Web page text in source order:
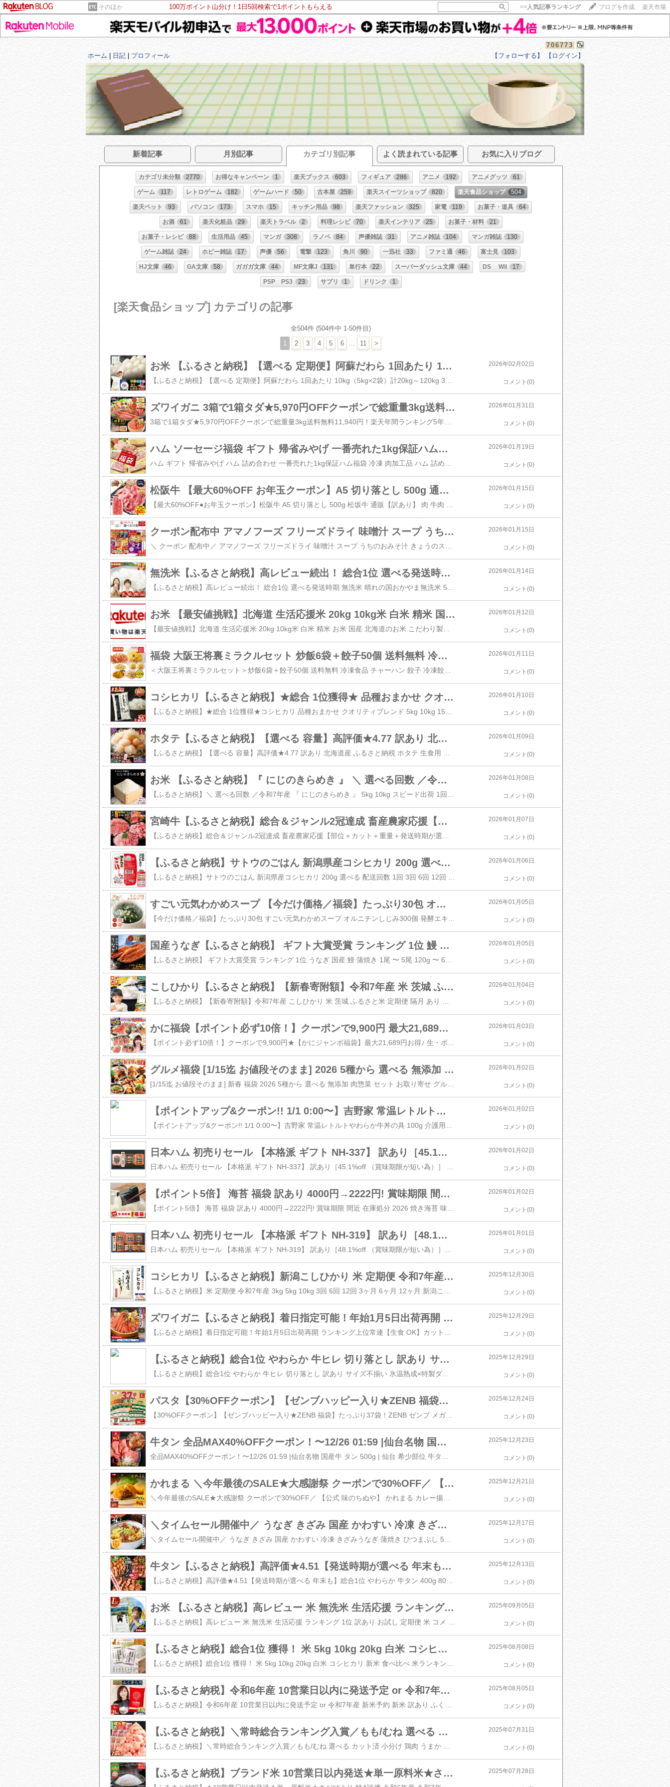
そのほか 100万ポイント山分け！1日5回検索で1ポイントもらえる >>人気記事ランキング ブログを作成 楽天市場
706773
ホーム
日記 プロフィール 【フォローする】 【ログイン】
新着記事 月別記事 カテゴリ別記事 よく読まれている記事 お気に入りブログ
カテゴリ未分類 2770 お得なキャンペーン 1 楽天ブックス 603 フィギュア 286 アニメ 192 アニメグッツ 61
ゲーム 117 レトロゲーム 182 ゲームハード 50 古本屋 259 楽天スイーツショップ 820 楽天食品ショップ 504
楽天ペット 93 パソコン 173 スマホ 15 キッチン用品 98 楽天ファッション 325 家電 119 お菓子・道具 64
お酒 61 楽天化粧品 29 楽天トラベル 2 料理レシピ 70 楽天インテリア 25 お菓子・材料 21
お菓子・レシピ 88 生活用品 45 マンガ 308 ラノベ 84 声優雑誌 31 アニメ雑誌 104 マンガ雑誌 130
ゲーム雑誌 24 ホビー雑誌 17 声優 56 電撃 123 角川 90 一迅社 33 ファミ通 46 富士見 103
HJ文庫 46 GA文庫 58 ガガガ文庫 44 MF文庫J 131 単行本 22 スーパーダッシュ文庫 44 DS Wii 17
PSP PS3 23 サプリ 1 ドリンク 1
[楽天食品ショップ] カテゴリの記事
全504件 (504件中 1-50件目)
1 2 3 4 5 6 11 >
お米 【ふるさと納税】【選べる 定期便】阿蘇だわら 1回あたり 10kg（5kg×2袋）計20kg～120kg 35000円 ～210000円 3万5千円 ～ 21万円 高森町 オリジナル米白米 精米 ブレンド米 選べる配送 配送回数 毎月/隔月 2回～12回 2026年02月02日
コメント(0)
ズワイガニ 3箱で1箱タダ★5,970円OFFクーポンで総重量3kg送料無料11,940円！楽天年間ランキング5年連続1位！カット生ずわい蟹700g/総重量1kg かに 蟹 カニ
​3箱で1箱タダ★5,970円OFFクーポンで総重量3kg送料無料11,940円！楽天年間ランキング5年連続1位！カット生ずわい蟹700g/総重量1kg かに 蟹 カニ ズワイガニ価格：5,970円（税込、送料無料) (2026/1/31時点)楽天で購入
2026年01月31日
コメント(0)
ハム ソーセージ福袋 ギフト 帰省みやげ 一番売れた1kg保証ハム福袋 冷凍 肉加工品 ハム 詰め合わせ セット ベーコン サンライズファーム 惣菜 ギフトお歳暮 お中元 訳あり フードロス 食品ロス 【一部別途送料追加】 2026年01月19日
コメント(0)
松阪牛 【最大60%OFF お年玉クーポン】A5 切り落とし 500g 通販【訳あり】 肉 牛肉 すき焼き 切り落とし お年賀 2026 黒毛和牛 和牛 牛丼 しゃぶしゃぶ 牛しゃぶ 鍋 お弁当 高級 徳用 冷凍 冷食 食べ物 人気 お取り寄せ グルメ 父 母 ご馳走 冬 2026年01月15日
コメント(0)
クーポン配布中 アマノフーズ フリーズドライ 味噌汁 スープ うちのおみそ汁 きょうのスープ 選べる 25食 詰め合わせ セット 【 送料無料 北海道沖縄以外】 インスタント 食品 即席スープ 減塩 常温保存 備蓄 バレンタイン 2026 内祝い お買い物マラソン 2026年01月15日
コメント(0)
無洗米【ふるさと納税】高レビュー続出！ 総合1位 選べる発送時期 晴れの国おかやま無洗米 5kg 10kg 20kg 定期便《出荷時期をお選びください》 米 コメ こめ 米 ふるさと納税 訳あり 以上のお米ならこれ お米 岡山 kome musennmai お買い物マラソン 2026年01月14日
コメント(0)
お米 【最安値挑戦】北海道 生活応援米 20kg 10kg米 白米 精米 国産 北海道のお米 こだわり製法 定温保管 低温精米 国産米 ぎんしゃり 家計お助け米 (5Kg×4袋）(5kg×2袋) 美味しい おいしい 北海屋 ふるさと 応援米 格安米 ライス 2026年01月12日
コメント(0)
福袋 大阪王将裏ミラクルセット 炒飯6袋＋餃子50個 送料無料 冷凍食品 チャーハン 餃子 冷凍餃子 通販 お取り寄せ 中華 仕送り レンチン 簡単調理 プレゼント お買い物マラソン 2026年01月11日
コメント(0)
コシヒカリ【ふるさと納税】★総合 1位獲得★ 品種おまかせ クオリティブレンド 5kg 10kg 15kg 20kg ＼ 選べる発送時期 ／令和7年産 定期便 茨城県つくばみらい市産 ｜ 米 コメ 単一米 コスパ 茨城県産 国産 早い 単一原料米 高評価 歳末感謝 お買い物マラソン 2026年01月10日
コメント(0)
ホタテ【ふるさと納税】【選べる 容量】高評価★4.77 訳あり 北海道産 生食用 ファスナー付で便利 250g/500g/750g/1kg/1.5kg 帆立 小分け 訳あり パック ほたて 刺身 北海道産 帆立 貝柱 海鮮 海鮮丼 魚介 貝 人気 ランキング 2026年01月09日
コメント(0)
お米 【ふるさと納税】『 にじのきらめき 』 ＼ 選べる回数 ／令和7年産 5kg 10kg スピード出荷 1回 or 3回 単品 定期便 白米 精米 国産 茨城県 桜川市おこめ おコメ ごはん 銘柄米 2026年01月08日
コメント(0)
宮崎牛【ふるさと納税】総合＆ジャンル2冠達成 畜産農家応援【部位＋カット＋重量＋発送時期が選べる！】宮崎牛【赤身＆霜降り】or【赤身】- 選べるカット 牛肉 500g 1kg 2kg 送料無料 【都城市】 2026年01月07日
コメント(0)
【ふるさと納税】サトウのごはん 新潟県産コシヒカリ 200g 選べる 配送回数 1回 3回 6回 12回 定期便 3ヶ月 6ヶ月 12ヶ月 サトウのご飯 さとうのごはん パックご飯 パックごはん パックライス 国産 米 レンジ 簡単 便利 保存食 備蓄 ローリングストック 2026年01月06日
コメント(0)
すごい元気わかめスープ 【今だけ価格／福袋】たっぷり30包 オルニチンしじみ300個 発酵エキス ダイエット食品 ダイエットスープ 置き換えダイエット 低カロリー 低糖質 糖質オフ 糖質制限 美容食品 満腹感 ぷるるん姫 ヘルシースタイル お歳暮 デイリーランキング1位 2026年01月05日
コメント(0)
国産うなぎ【ふるさと納税】 ギフト大賞受賞 ランキング 1位 鰻 蒲焼き 1尾 〜 5尾 120g 〜 650g | 高級 長蒲焼 鰻 訳あり ウナギ unagi 丑の日 鹿児島 大崎町 ふるさと 人気 ランキング 送料無料 2026年01月05日
コメント(0)
こしひかり【ふるさと納税】【新春寄附額】令和7年産 米 茨城 ふるさと米 定期便 隔月 あり 選べる 白米 無洗米 5kg 10kg 20kg 食べ比べ 生活応援 発送時期が選べる 《定期は翌月から出荷開始》 ブレンド こしひかり あきたこまち 茨城県 河内町 楽天限定 2026年01月04日
コメント(0)
かに福袋【ポイント必ず10倍！】クーポンで9,900円 最大21,689円お得♪ 生・ボイル・タラバガニ・脚肉むき身から選べるカニしゃぶ 剥き身 生ずわい蟹 ボイルかに 抽選 ガチャ くじ引き【エントリー不要！1/1-5 23:59】 2026年01月03日
コメント(0)
グルメ福袋 [1/15迄 お値段そのまま] 2026 5種から 選べる 無添加 肉惣菜 セット お取り寄せ ハンバーグ 中身が見える ネタバレ 初売り 冷凍 食品 まとめ買い お肉 オードブル 正月 簡単調理 明和食品
​[1/15迄 お値段そのまま] 新春 福袋 2026 5種から 選べる 無添加 肉惣菜 セット お取り寄せ グルメ ハンバーグ 中身が見える ネタバレ 初売り 冷凍 食品 まとめ買い お肉 オードブル 正月 簡単調理 明和食品価格：3,980円（税込、送料無料) (2026/1/2時点)楽天で購入
2026年01月02日
コメント(0)
【ポイントアップ&クーポン!! 1/1 0:00〜】吉野家 常温レトルトやわらか牛丼の具 100g 介護用食品 栄養食品 レトルトパウチ やわらかい 歯ぐきでつぶせる ユニバーサルデザインフード UDF 長期保存 家族向け ストック 初売り 2026年01月02日
コメント(0)
日本ハム 初売りセール 【本格派 ギフト NH-337】 訳あり［45.1%off （賞味期限が短い為）］ ハム 詰め合わせ 送料無料 上級 ホワイトロースハム パストラミローフ あらびき ミートローフ セット ハム ニッポンハム 2026年01月02日
コメント(0)
【ポイント5倍】 海苔 福袋 訳あり 4000円→2222円! 賞味期限 間近 在庫処分 2026 焼き海苔 味のり 塩のり 七味 のり バラエティ セット 食品 焼きのり 全形 味付け海苔 食品ロス 削減 フードロス 詰め合わせ 初売り 生活応援 送料無料 国産 お試し アウトレット 食べ物 料理 2026年01月02日
コメント(0)
日本ハム 初売りセール 【本格派 ギフト NH-319】 訳あり［48.1%off （賞味期限が短い為）］ハム 詰め合わせ 送料無料 スモークハム ロース 生ハム スモークボロニア ペッパー ボロニア あらびきウインナー ホワイト ウインナー セット 2026年01月01日
コメント(0)
コシヒカリ【ふるさと納税】新潟こしひかり 米 定期便 令和7年産 3kg 5kg 10kg 3回 6回 12回 3ヶ月 6ヶ月 12ヶ月 特別栽培米 選べる発送時期 選べる容量 選べる配送回数 選べる 発送時期が選べる 上旬 中旬 下旬 精米 白米 お米 JA直送 農協（えちご中越農業協同組合） 2025年12月30日
コメント(0)
ズワイガニ【ふるさと納税】着日指定可能！年始1月5日出荷再開 ランキング上位常連【生食 OK】カット生ずわい蟹 内容量 500g〜1kg (総重量 700g〜1.3kg) /1〜5箱【甲羅組 海鮮 ずわい蟹 蟹 カニ お歳暮 お中元】 2025年12月29日
コメント(0)
【ふるさと納税】総合1位 やわらか 牛ヒレ 切り落とし 訳あり サイズ不揃い 氷温熟成×特製ダレ 選べる 発送月 500g ～ 3kg 定期便 牛肉 サイコロステーキ 31日連続第一位 満足度9割 肉の泉佐野 泉佐野市 送料無料 圧倒的企業努力
​【ふるさと納税】総合1位 やわらか 牛ヒレ 切り落とし 訳あり サイズ不揃い 氷温熟成×特製ダレ 選べる 発送月 500g ～ 3kg 定期便 牛肉 サイコロステーキ 31日連続第一位 満足度9割 肉の泉佐野 泉佐野市 送料無料 圧倒的企業努力価格：6,000円～（税込、送料無料) (2025/12/29時点)楽天で購入
2025年12月29日
コメント(0)
パスタ【30%OFFクーポン】【ゼンブハッピー入り★ZENB 福袋】たっぷり37袋！ZENB ゼンブ メガ盛り 福袋 楽天限定 送料無料｜糖質オフ 糖質制限 糖質コントロール グルテンフリー 小麦粉不使用 たんぱく質 詰め合わせ セット ダイエット 中の栄養補給に 食物繊維
​【30%OFFクーポン】【ゼンブハッピー入り★ZENB 福袋】たっぷり37袋！ZENB ゼンブ メガ盛り 福袋 楽天限定 送料無料｜糖質オフ 糖質制限 糖質コントロール グルテンフリー 小麦粉不使用 たんぱく質 詰め合わせ セット ダイエット 中の栄養補給に 食物繊維価格：13,684円（税込、送料無料) (2025/12/24時点)楽天で購入
2025年12月24日
コメント(0)
牛タン 全品MAX40%OFFクーポン！〜12/26 01:59 |仙台名物 国産牛 タン 500g | 希少部位 黒タン 伊達 厚切り タン中 仙台 スライス 牛肉 焼肉 ギフト バーベキュー BBQ お中元 お歳暮 内祝 贈り物 プレゼント お祝い 送料無料 熟成 極み クリスマス グルメ 2025年12月23日
コメント(0)
かれまる ＼今年最後のSALE★大感謝祭 クーポンで30%OFF／ 【公式 味のちぬや】 カレー揚げいももち 35g×6 16袋セット送料無料 [ 手軽 レンジで簡単 レンチン いももち 揚げもち 冷凍食品 ストック おかず 惣菜 揚げ物 お弁当 便利 甘口カレー ] セール SALE
​＼今年最後のSALE★大感謝祭 クーポンで30%OFF／ 【公式 味のちぬや】 かれまる カレー揚げいももち 35g×6 16袋セット送料無料 [ 手軽 レンジで簡単 レンチン いももち 揚げもち 冷凍食品 ストック おかず 惣菜 揚げ物 お弁当 便利 甘口カレー ] セール SALE価格：685円～（税込、送料別) (2025/12/21時点)楽天で購入
2025年12月21日
コメント(0)
＼タイムセール開催中／ うなぎ きざみ 国産 かわすい 冷凍 きざみうなぎ 蒲焼き ひつまぶし 5～40食 【うなぎ屋かわすい】 送料無料 グルメ ウナギ 鰻 土用丑 誕生日プレゼント ギフト 内祝 お返し 大盛り 土用丑 国産 大容量 ちらし寿司 おにぎり お歳暮 冬ギフト 2025年12月17日
コメント(0)
牛タン【ふるさと納税】高評価★4.51【発送時期が選べる 年末も】総合1位 やわらか 400g 800g 1.2kg 2.4kg（ 厚切り 薄切り ） 小分け （ 牛肉 焼肉 焼き肉 ふるさと 訳あり わけあり 人気 ランキング 北海道 別海町 年内配送 年内発送 年内 ）
​【ふるさと納税】高評価★4.51【発送時期が選べる 年末も】総合1位 やわらか 牛タン 400g 800g 1.2kg 2.4kg（ 厚切り 薄切り ） 小分け （ ふるさと納税 牛タン タン 牛 牛肉 焼肉 焼き肉 ふるさと 訳あり わけあり 人気 ランキング 北海道 別海町 年内配送 年内発送 年内 ）価格：6,000円～（税込、送料無料) (2025/12/16時点)楽天で購入
2025年12月13日
コメント(0)
お米 【ふるさと納税】高レビュー 米 無洗米 生活応援 ランキング 1位 訳あり お試し 定期便 米 コメ こめ わけあり お米 むせんまい 阿蘇びより あそびより 楽天スーパーセール お買い物マラソン 5kg 10kg 15kg 20kg こしひかり 《出荷時期をお選びください》 2025年09月05日
コメント(0)
【ふるさと納税】総合1位 獲得！ 米 5kg 10kg 20kg 白米 コシヒカリ 新米 食べ比べ 米ランキング 1位 数量限定 月内発送 発送月が選べる! 9月 9月発送 お米 2種 4種 食べくらべ 茨城県産 境町産 令和7年産 送料無料 3kg 12kg こめ コメ 7月2日より寄附額改定！ 2025年08月08日
コメント(0)
【ふるさと納税】令和6年産 10営業日以内に発送予定 or 令和7年産 新米予約 新米 訳あり ふくきらり 米 選べる 内容量 5kg 10kg 15kg 20kg | 楽天 ランキング1位 福岡県 赤村 おいしい お米 事業者支援 送料無料 白米 精米 国産 限定 ごはん ご飯 白飯 ゴハン 2025年08月05日
コメント(0)
【ふるさと納税】＼常時総合ランキング入賞／もも/むね 選べる カット済 小分け 鶏肉 うまか チキン 3.10kg〜3.72kg《選べる出荷時期》ふるさと納税 肉 とり とり肉 とりむね 鳥もも肉 小分けバック 鳥 とりもも 冷凍 大容量 もも肉 簡易包装 2025年07月31日
コメント(0)
【ふるさと納税】ブランド米 10営業日以内発送★単一原料米★さがびより 特A評価 令和6年産 令和7年産 新米 先行予約 | 米 お米 精米 白米 【選べる容量】5kg 10kg 15kg 20kg 佐賀県産 数量限定 2025年07月28日